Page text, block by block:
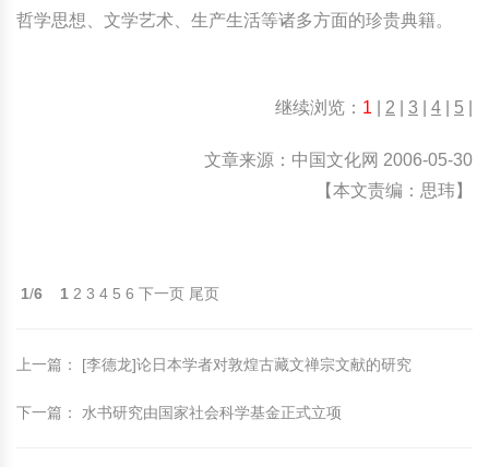
哲学思想、文学艺术、生产生活等诸多方面的珍贵典籍。
继续浏览： 1 2 3 4 5
文章来源：中国文化网 2006-05-30
【本文责编：思玮】
1/6 1 2 3 4 5 6 下一页 尾页
上一篇 ： [李德龙]论日本学者对敦煌古藏文禅宗文献的研究
下一篇 ： 水书研究由国家社会科学基金正式立项